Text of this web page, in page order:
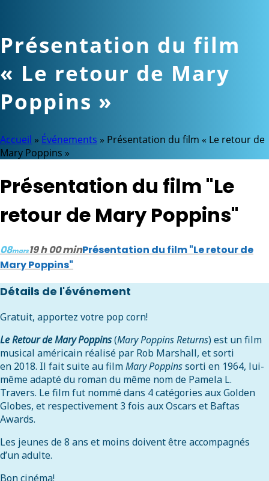
Présentation du film
« Le retour de Mary
Poppins »
Accueil » Événements » Présentation du film « Le retour de
Mary Poppins »
Présentation du film "Le
retour de Mary Poppins"
08mars19 h 00 minPrésentation du film "Le retour de
Mary Poppins"
Détails de l'événement
Gratuit, apportez votre pop corn!
Le Retour de Mary Poppins(Mary Poppins Returns) est un film
musical américain réalisé par Rob Marshall, et sorti
en 2018. Il fait suite au filmMary Poppinssorti en 1964, lui-
même adapté du roman du même nom de Pamela L.
Travers. Le film fut nommé dans 4 catégories aux Golden
Globes, et respectivement 3 fois aux Oscars et Baftas
Awards.
Les jeunes de 8 ans et moins doivent être accompagnés
d’un adulte.
Bon cinéma!